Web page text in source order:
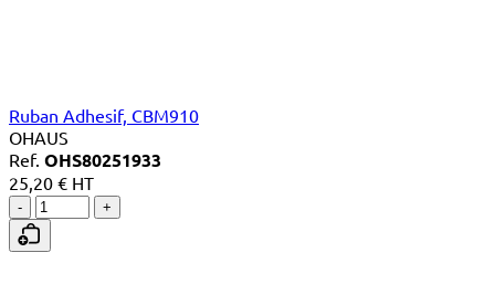
Ruban Adhesif, CBM910
OHAUS
Ref. OHS80251933
25,20 € HT
- +